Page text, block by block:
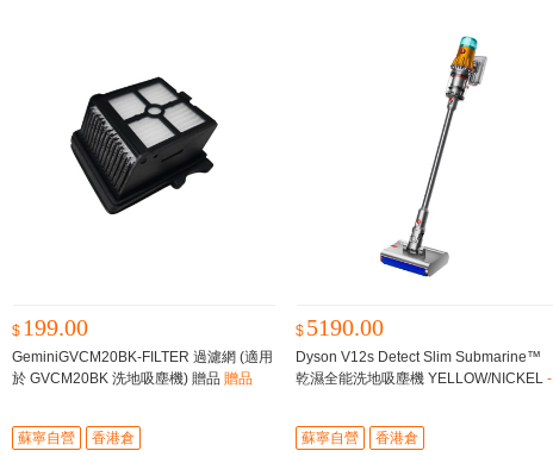
$ 199.00
GeminiGVCM20BK-FILTER 過濾網 (適用
於 GVCM20BK 洗地吸塵機) 贈品 贈品
蘇寧自營 香港倉
$ 5190.00
Dyson V12s Detect Slim Submarine™
乾濕全能洗地吸塵機 YELLOW/NICKEL -
蘇寧自營
香港倉